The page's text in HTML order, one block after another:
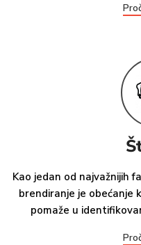
Kao jedan od najvažnijih
brendiranje je obećanje
pomaže u